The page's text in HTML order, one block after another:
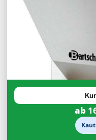
30%
Rabatt ab